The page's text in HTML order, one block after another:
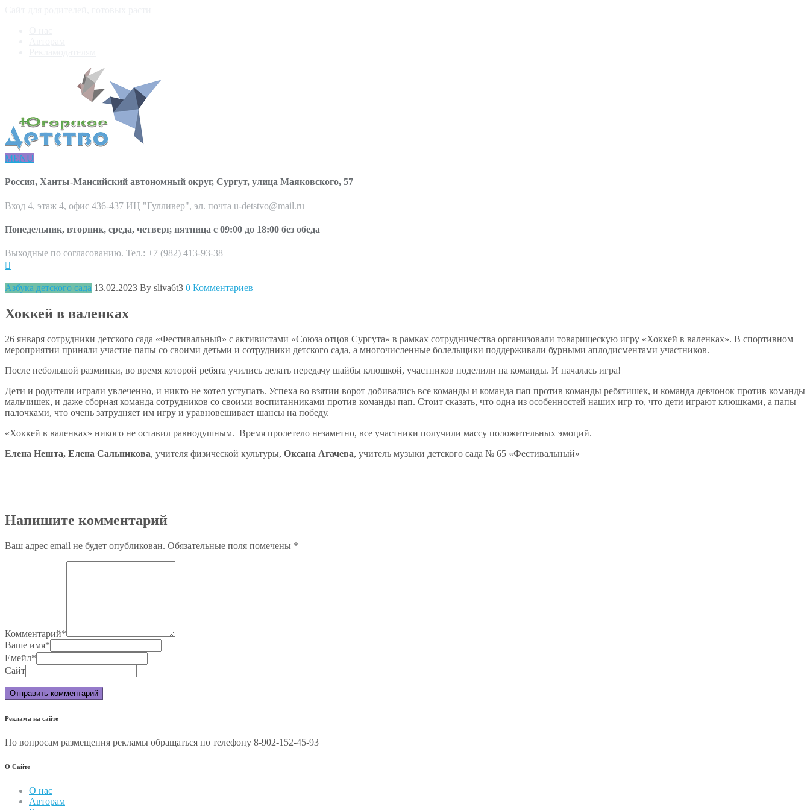
MENU
Россия, Ханты-Мансийский автономный округ, Сургут, улица Маяковского, 57
Вход 4, этаж 4, офис 436-437 ИЦ "Гулливер", эл. почта u-detstvo@mail.ru
Понедельник, вторник, среда, четверг, пятница с 09:00 до 18:00 без обеда
Выходные по согласованию. Тел.: +7 (982) 413-93-38
Азбука детского сада 13.02.2023 By sliva6t3 0 Комментариев
Хоккей в валенках
26 января сотрудники детского сада «Фестивальный» с активистами «Союза отцов Сургута» в рамках сотрудничества организовали товарищескую игру «Хоккей в валенках». В спортивном
мероприятии приняли участие папы со своими детьми и сотрудники детского сада, а многочисленные болельщики поддерживали бурными аплодисментами участников.
После небольшой разминки, во время которой ребята учились делать передачу шайбы клюшкой, участников поделили на команды. И началась игра!
Дети и родители играли увлеченно, и никто не хотел уступать. Успеха во взятии ворот добивались все команды и команда пап против команды ребятишек, и команда девчонок против команды
мальчишек, и даже сборная команда сотрудников со своими воспитанниками против команды пап. Стоит сказать, что одна из особенностей наших игр то, что дети играют клюшками, а папы –
палочками, что очень затрудняет им игру и уравновешивает шансы на победу.
«Хоккей в валенках» никого не оставил равнодушным. Время пролетело незаметно, все участники получили массу положительных эмоций.
Елена Нешта, Елена Сальникова, учителя физической культуры, Оксана Агачева, учитель музыки детского сада № 65 «Фестивальный»
Напишите комментарий
Ваш адрес email не будет опубликован. Обязательные поля помечены *
Комментарий*
Ваше имя*
Емейл*
Сайт
Реклама на сайте
По вопросам размещения рекламы обращаться по телефону 8-902-152-45-93
О Сайте
О нас
Авторам